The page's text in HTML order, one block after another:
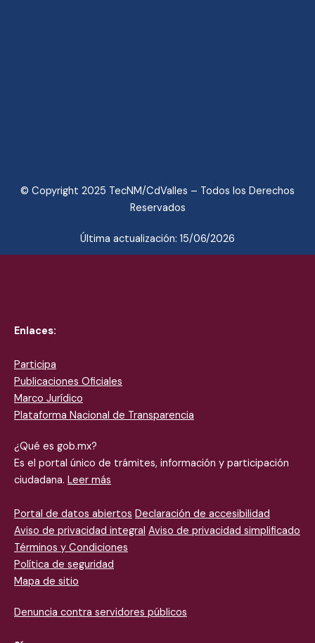
© Copyright 2025 TecNM/CdValles – Todos los Derechos
Reservados
Última actualización: 15/06/2026
Enlaces:
Participa
Publicaciones Oficiales
Marco Jurídico
Plataforma Nacional de Transparencia
¿Qué es gob.mx?
Es el portal único de trámites, información y participación
ciudadana. Leer más
Portal de datos abiertos Declaración de accesibilidad
Aviso de privacidad integral Aviso de privacidad simplificado
Términos y Condiciones
Política de seguridad
Mapa de sitio
Denuncia contra servidores públicos